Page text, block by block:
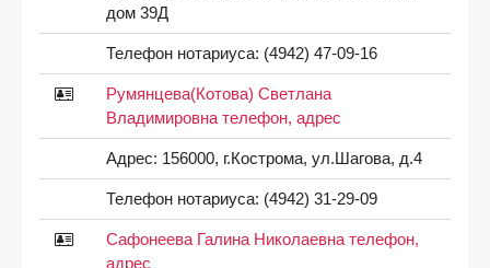
дом 39Д
Телефон нотариуса: (4942) 47-09-16
Румянцева(Котова) Светлана
Владимировна телефон, адрес
Адрес: 156000, г.Кострома, ул.Шагова, д.4
Телефон нотариуса: (4942) 31-29-09
Сафонеева Галина Николаевна телефон,
адрес